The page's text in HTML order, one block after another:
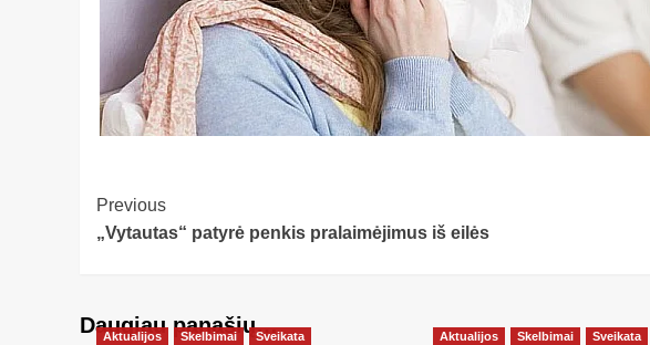
Post
Navigation
Previous
„Vytautas“ patyrė penkis pralaimėjimus iš eilės
Daugiau panašių…
Aktualijos Skelbimai Sveikata Aktualijos Skelbimai Sveikata